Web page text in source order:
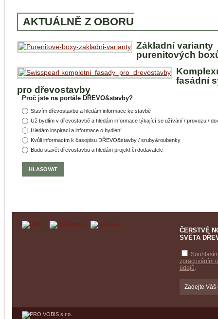
AKTUÁLNĚ Z OBORU
Základní varianty
purenitových
fasádní
pro dřevostavby
Proč jste na portále DŘEVO&stavby?
Stavím dřevostavbu a hledám informace ke stavbě
Už bydlím v dřevostavbě a hledám informace týkající se užívání / provozu /
Hledám inspiraci a informace o bydlení
Kvůli informacím k časopisu DŘEVO&stavby / sruby&roubenky
Budu stavět dřevostavbu a hledám projekt či dodavatele
ČERSTVÉ
SVĚTA
zpracováním
údajů